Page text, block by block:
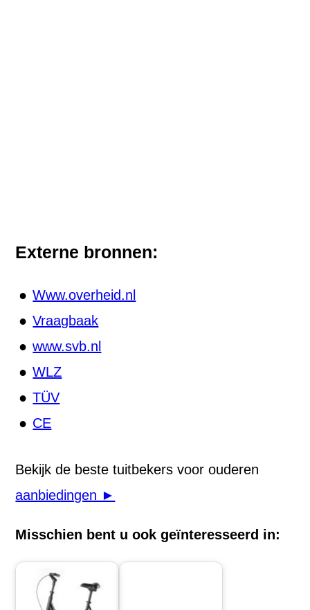
Externe bronnen:
Www.overheid.nl
Vraagbaak
www.svb.nl
WLZ
TÜV
CE
Bekijk de beste tuitbekers voor ouderen
aanbiedingen ►
Misschien bent u ook geïnteresseerd in: